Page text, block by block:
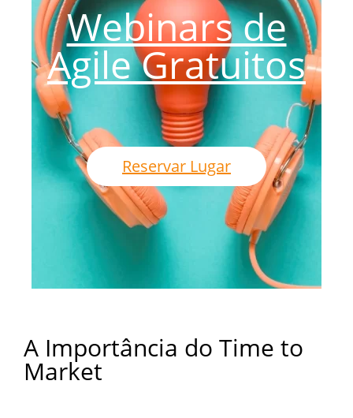
Webinars de
Agile Gratuitos
Reservar Lugar
A Importância do Time to
Market